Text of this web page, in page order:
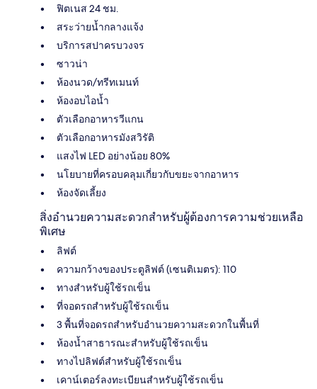
ฟิตเนส 24 ชม.
สระว่ายน้ำกลางแจ้ง
บริการสปาครบวงจร
ซาวน่า
ห้องนวด/ทรีทเมนท์
ห้องอบไอน้ำ
ตัวเลือกอาหารวีแกน
ตัวเลือกอาหารมังสวิรัติ
แสงไฟ LED อย่างน้อย 80%
นโยบายที่ครอบคลุมเกี่ยวกับขยะจากอาหาร
ห้องจัดเลี้ยง
สิ่งอำนวยความสะดวกสำหรับผู้ต้องการความช่วยเหลือ
พิเศษ
ลิฟต์
ความกว้างของประตูลิฟต์ (เซนติเมตร): 110
ทางสำหรับผู้ใช้รถเข็น
ที่จอดรถสำหรับผู้ใช้รถเข็น
3 พื้นที่จอดรถสำหรับอำนวยความสะดวกในพื้นที่
ห้องน้ำสาธารณะสำหรับผู้ใช้รถเข็น
ทางไปลิฟต์สำหรับผู้ใช้รถเข็น
เคาน์เตอร์ลงทะเบียนสำหรับผู้ใช้รถเข็น